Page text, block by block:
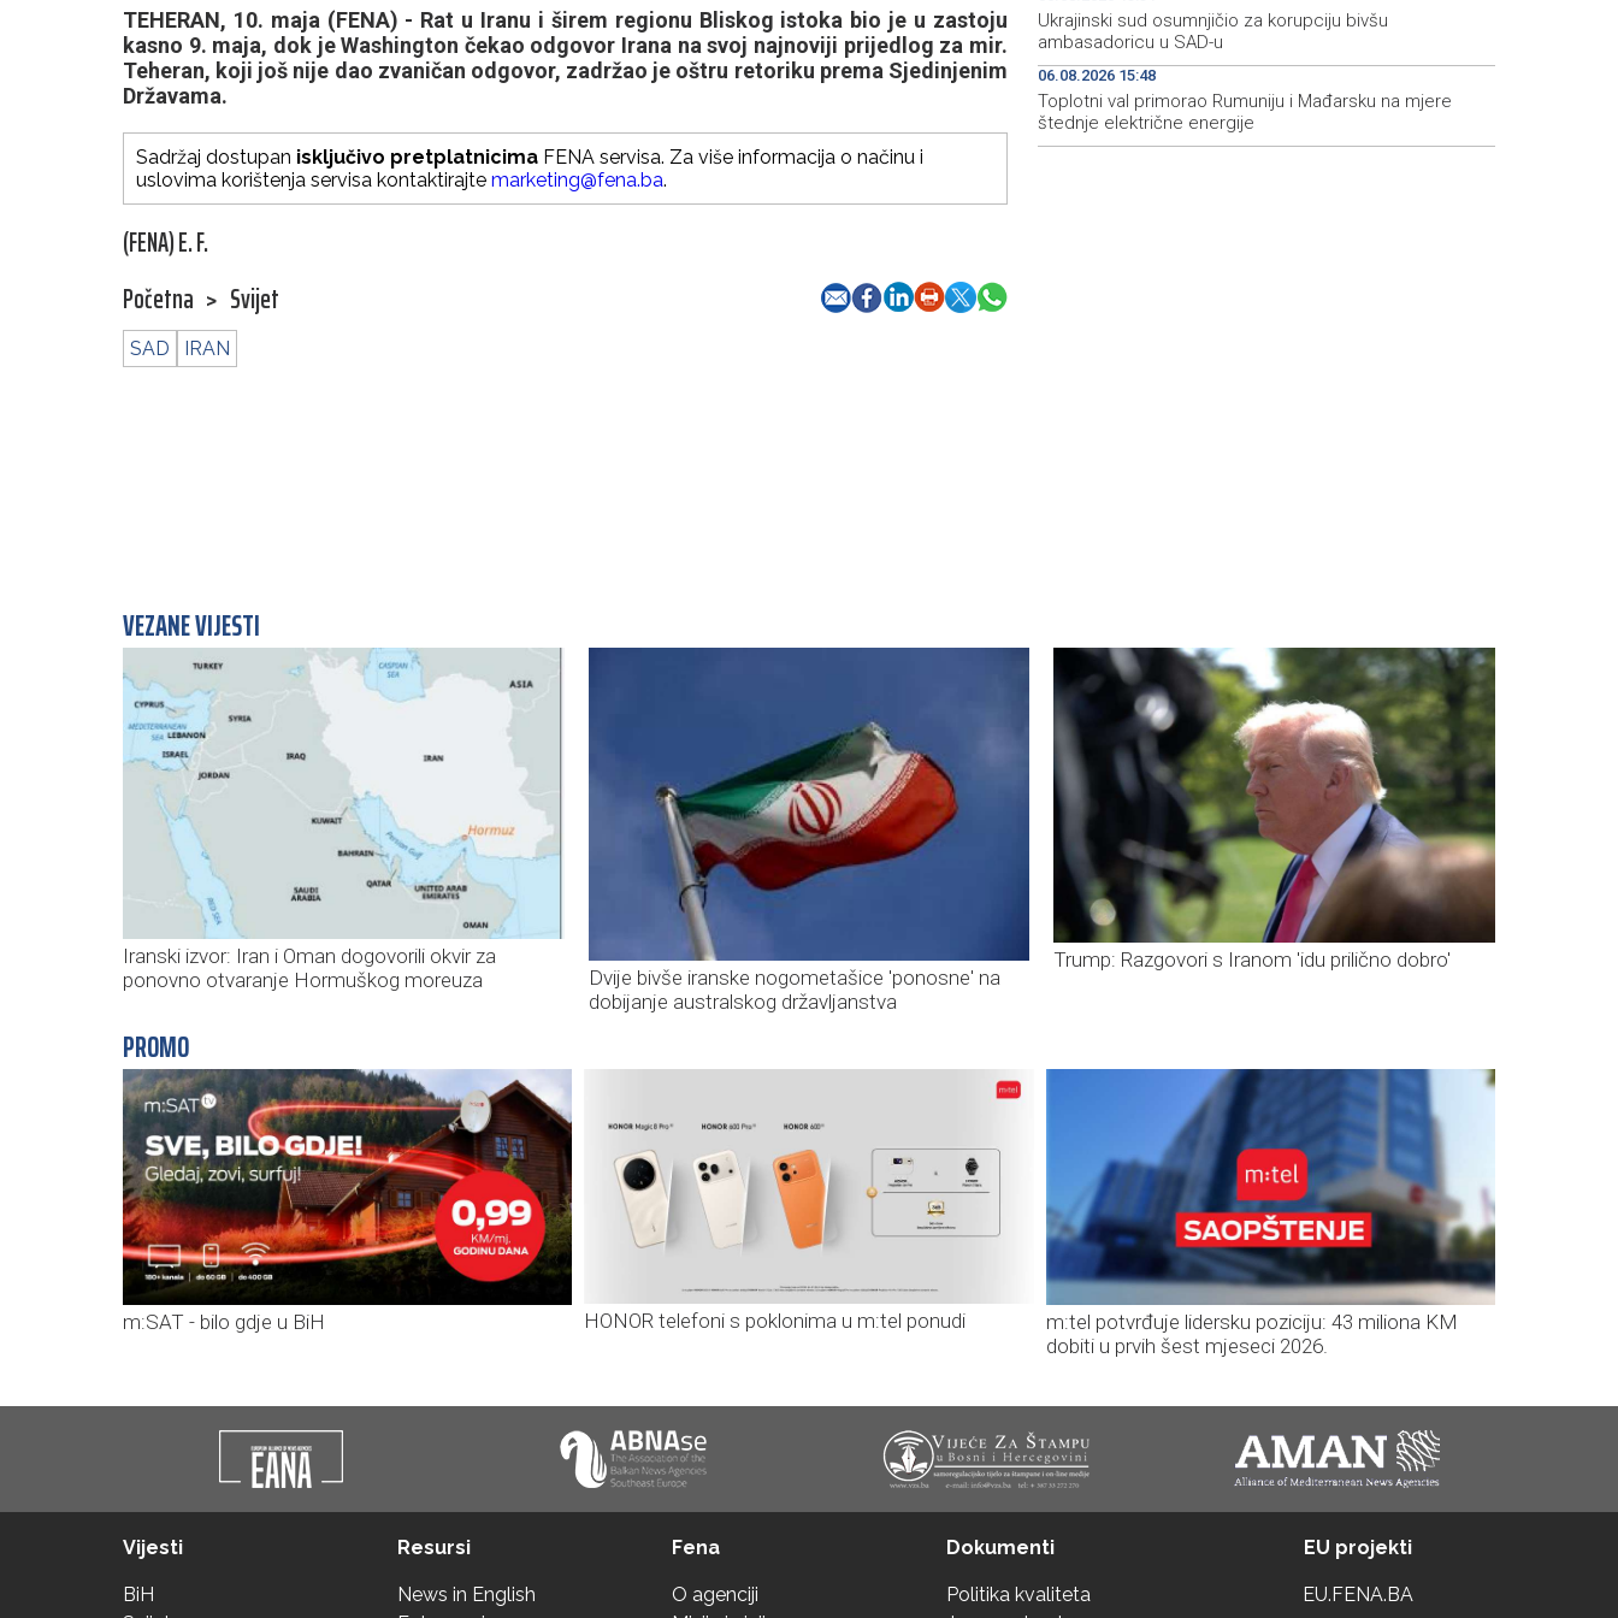
TEHERAN, 10. maja (FENA) - Rat u Iranu i širem regionu Bliskog istoka bio je u zastoju
kasno 9. maja, dok je Washington čekao odgovor Irana na svoj najnoviji prijedlog za mir.
Teheran, koji još nije dao zvaničan odgovor, zadržao je oštru retoriku prema Sjedinjenim
Državama.
Sadržaj dostupan isključivo pretplatnicima FENA servisa. Za više informacija o načinu i
uslovima korištenja servisa kontaktirajte marketing@fena.ba.
(FENA) E. F.
Početna > Svijet
SAD IRAN
Ukrajinski sud osumnjičio za korupciju bivšu
ambasadoricu u SAD-u
06.08.2026 15:48
Toplotni val primorao Rumuniju i Mađarsku na mjere
štednje električne energije
VEZANE VIJESTI
Iranski izvor: Iran i Oman dogovorili okvir za
ponovno otvaranje Hormuškog moreuza
Dvije bivše iranske nogometašice 'ponosne' na
dobijanje australskog državljanstva
Trump: Razgovori s Iranom 'idu prilično dobro'
PROMO
m:SAT - bilo gdje u BiH HONOR telefoni s poklonima u m:tel ponudi
m:tel potvrđuje lidersku poziciju: 43 miliona KM
dobiti u prvih šest mjeseci 2026.
Vijesti
BiH
Resursi
News in English
Fena
O agenciji
Dokumenti
Politika kvaliteta
EU projekti
EU.FENA.BA